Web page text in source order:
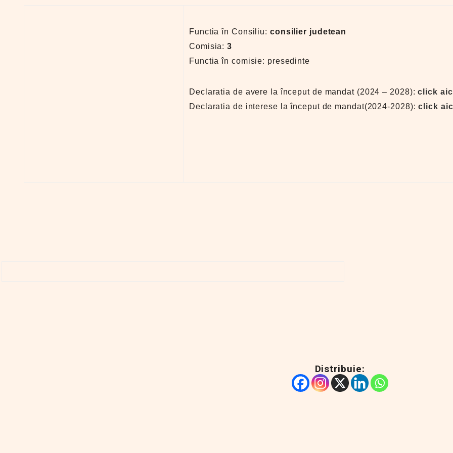
Functia în Consiliu: consilier judetean
Comisia: 3
Functia în comisie: presedinte
Declaratia de avere la început de mandat (2024 – 2028):click
Declaratia de interese la început de mandat(2024-2028):click
Distribuie: